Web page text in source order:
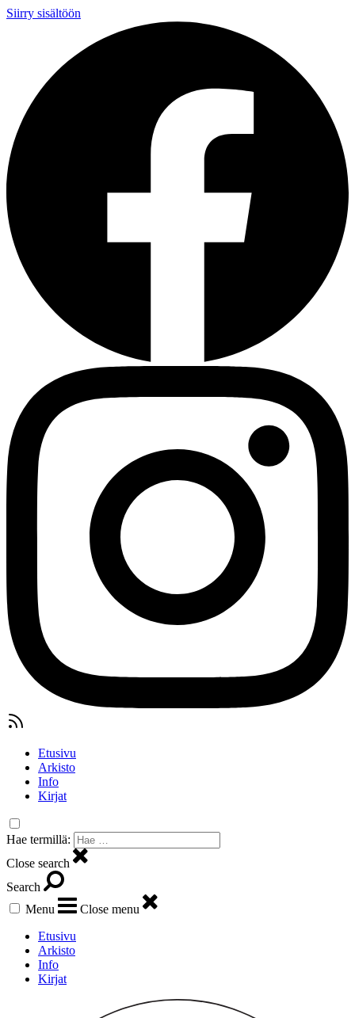
Siirry sisältöön
Etusivu
Arkisto
Info
Kirjat
Hae termillä:
Close search
Search
Menu
Close menu
Etusivu
Arkisto
Info
Kirjat